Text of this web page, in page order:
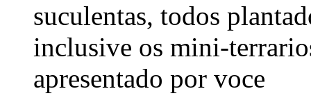
suculentas, todos
inclusive os mini-
apresentado por voce